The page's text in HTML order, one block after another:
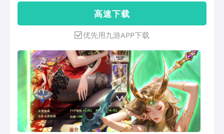
开启冒险！高 速 下 载
优先用九游APP下载